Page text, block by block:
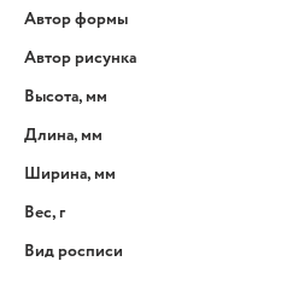
Автор формы
Автор рисунка
Высота, мм
Длина, мм
Ширина, мм
Вес, г
Вид росписи